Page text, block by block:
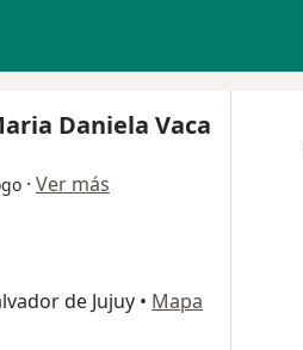
Daniela Vaca
· Ver más
de Jujuy • Mapa